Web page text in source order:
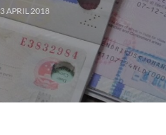
3 APRIL 2018